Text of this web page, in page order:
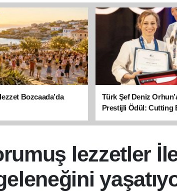
Bozcaada’da
Türk Şef Deniz
Prestijli Ödül: Cutting
sahibi oldu
lezzetler